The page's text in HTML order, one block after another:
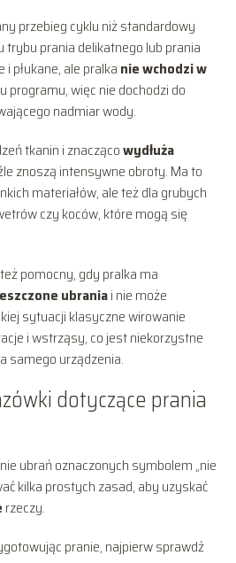
przebieg cyklu niż standardowy
trybu prania delikatnego lub prania
płukane, ale pralka nie wchodzi w
programu, więc nie dochodzi do
nadmiar wody.
tkanin i znaczącowydłuża
znoszą intensywne obroty. Ma to
materiałów, ale też dla grubych
czy koców, które mogą się
pomocny, gdy pralka ma
ubraniai nie może
sytuacji klasyczne wirowanie
i wstrząsy, co jest niekorzystne
samego urządzenia.
dotyczące prania
ubrań oznaczonych symbolem „nie
kilka prostych zasad, aby uzyskać
rzeczy.
pranie, najpierw sprawdź